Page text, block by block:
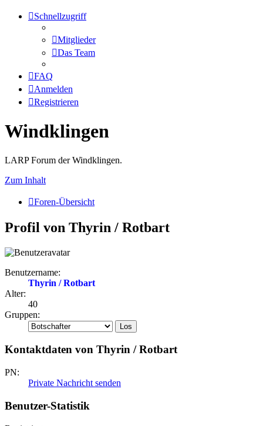
Schnellzugriff
Mitglieder
Das Team
FAQ
Anmelden
Registrieren
Windklingen
LARP Forum der Windklingen.
Zum Inhalt
Foren-Übersicht
Profil von Thyrin / Rotbart
Benutzername:
Thyrin / Rotbart
Alter:
40
Gruppen:
Kontaktdaten von Thyrin / Rotbart
PN:
Private Nachricht senden
Benutzer-Statistik